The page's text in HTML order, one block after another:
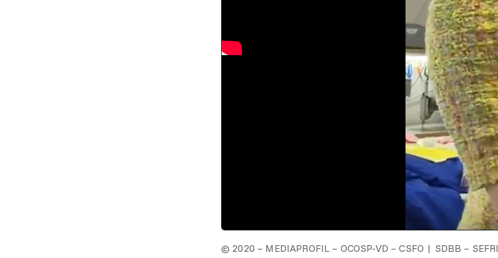
© 2020 – MEDIAPROFIL – OCOSP-VD – CSFO | SDBB – SEFRI